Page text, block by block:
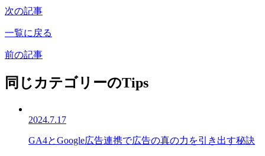
次の記事
一覧に戻る
前の記事
同じカテゴリーのTips
2024.7.17
GA4とGoogle広告連携で広告の真の力を引き出す秘訣